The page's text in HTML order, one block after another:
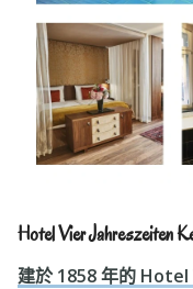
Hotel Vier Jahreszeiten
建於 1858 年的